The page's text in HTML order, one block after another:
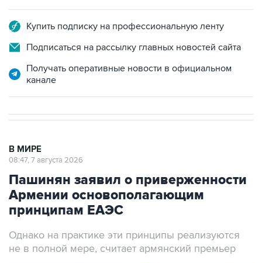
Купить подписку на профессиональную ленту
Подписаться на рассылку главных новостей сайта
Получать оперативные новости в официальном
канале
В МИРЕ
08:47, 7 августа 2026
Пашинян заявил о приверженности
Армении основополагающим
принципам ЕАЭС
Однако на практике эти принципы реализуются
не в полной мере, считает армянский премьер